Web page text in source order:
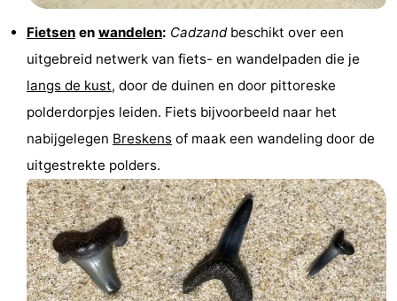
Fietsen en wandelen: Cadzandbeschikt over een
uitgebreid netwerk van fiets- en wandelpaden die je
langs de kust, door de duinen en door pittoreske
polderdorpjes leiden. Fiets bijvoorbeeld naar het
nabijgelegen Breskens of maak een wandeling door de
uitgestrekte polders.